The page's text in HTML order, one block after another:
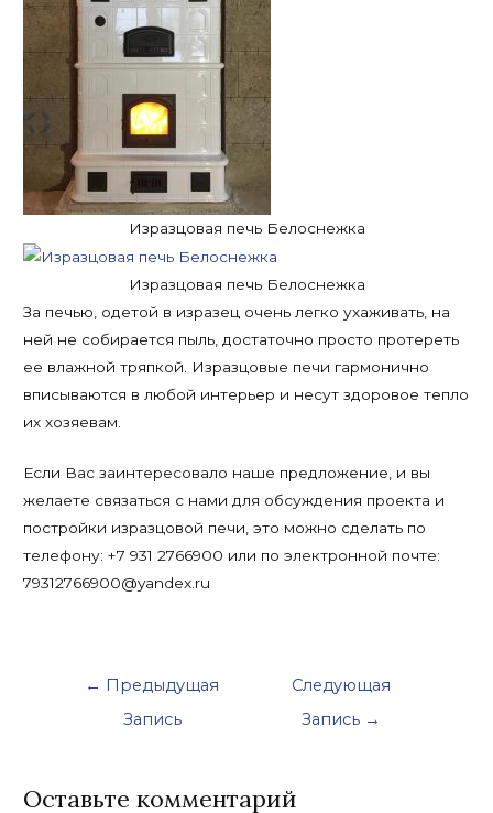
Изразцовая печь Белоснежка
Изразцовая печь Белоснежка
За печью, одетой в изразец очень легко ухаживать, на
ней не собирается пыль, достаточно просто протереть
ее влажной тряпкой. Изразцовые печи гармонично
вписываются в любой интерьер и несут здоровое тепло
их хозяевам.
Если Вас заинтересовало наше предложение, и вы
желаете связаться с нами для обсуждения проекта и
постройки изразцовой печи, это можно сделать по
телефону: +7 931 2766900 или по электронной почте:
79312766900@yandex.ru
Навигация
← Предыдущая
Запись
Следующая
Запись →
Оставьте комментарий